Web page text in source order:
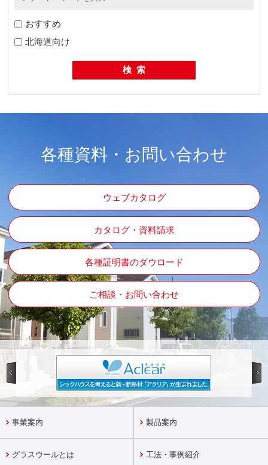
おすすめ
北海道向け
各種資料・お問い合わせ
ウェブカタログ
カタログ・資料請求
各種証明書のダウロード
ご相談・お問い合わせ
事業案内 製品案内
グラスウールとは 工法・事例紹介